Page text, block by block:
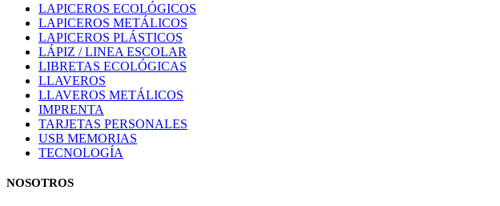
LAPICEROS ECOLÓGICOS
LAPICEROS METÁLICOS
LAPICEROS PLÁSTICOS
LÁPIZ / LINEA ESCOLAR
LIBRETAS ECOLÓGICAS
LLAVEROS
LLAVEROS METÁLICOS
IMPRENTA
TARJETAS PERSONALES
USB MEMORIAS
TECNOLOGÍA
NOSOTROS